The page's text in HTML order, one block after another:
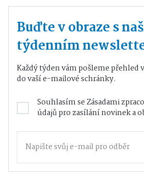
Buďte v obraze s
týdenním
Každý týden vám pošleme přehled
do vaší e-mailové schránky.
Souhlasím seZásadami
údajůpro zasílání novinek a